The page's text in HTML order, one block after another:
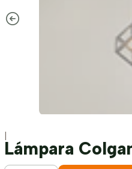
|
Lámpara